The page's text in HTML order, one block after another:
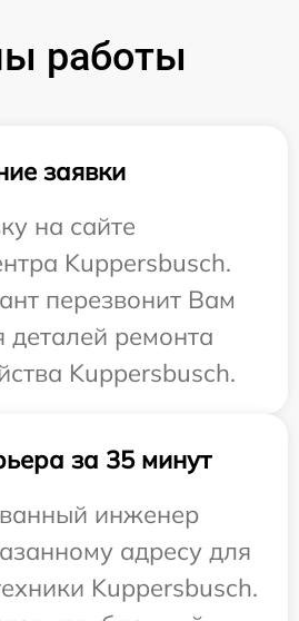
работы
заявки
на сайте
Kuppersbusch.
перезвонит Вам
деталей ремонта
Kuppersbusch.
за 35 минут
инженер
адресу для
Kuppersbusch.